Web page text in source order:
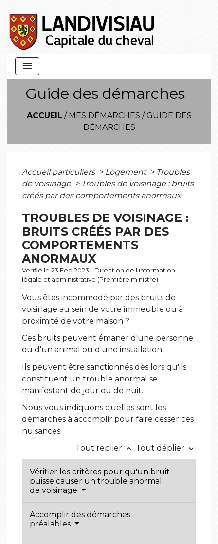
menu
Guide des démarches
ACCUEIL / MES DÉMARCHES / GUIDE DES
DÉMARCHES
Accueil particuliers > Logement > Troubles
de voisinage > Troubles de voisinage : bruits
créés par des comportements anormaux
TROUBLES DE VOISINAGE :
BRUITS CRÉÉS PAR DES
COMPORTEMENTS
ANORMAUX
Vérifié le 23 Feb 2023 - Direction de l'information
légale et administrative (Première ministre)
Vous êtes incommodé par des bruits de
voisinage au sein de votre immeuble ou à
proximité de votre maison ?
Ces bruits peuvent émaner d'une personne
ou d'un animal ou d'une installation.
Ils peuvent être sanctionnés dès lors qu'ils
constituent un trouble anormal se
manifestant de jour ou de nuit.
Nous vous indiquons quelles sont les
démarches à accomplir pour faire cesser ces
nuisances.
Tout replier keyboard_arrow_up Tout déplier keyboard_arrow_down
Vérifier les critères pour qu'un bruit
puisse causer un trouble anormal
de voisinage
Accomplir des démarches
préalables